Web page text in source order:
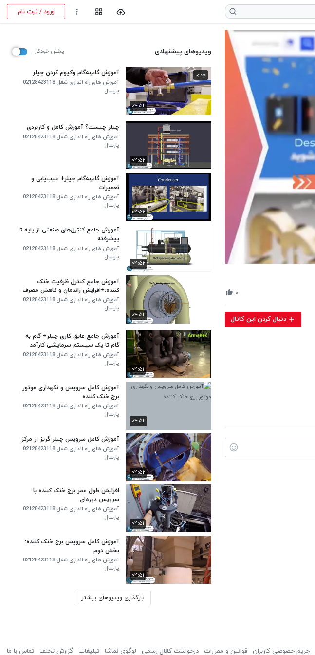
ورود / ثبت نام
۰
دنبال کردن این کانال
ویدیوهای پیشنهادی پخش خودکار
۰۴:۵۲
بعدی آموزش گام‌به‌گام وکیوم کردن چیلر
آموزش های راه اندازی شغل 02128423118
پارسال
۰۴:۵۲
چیلر چیست؟ آموزش کامل و کاربردی
آموزش های راه اندازی شغل 02128423118
پارسال
۰۴:۵۲
آموزش گام‌به‌گام چیلر+ عیب‌یابی و
تعمیرات
آموزش های راه اندازی شغل 02128423118
پارسال
۰۴:۵۲
آموزش جامع کنترل‌های صنعتی از پایه تا
پیشرفته
آموزش های راه اندازی شغل 02128423118
پارسال
۰۴:۵۲
آموزش جامع کنترل ظرفیت خنک
کننده:+افزایش راندمان و کاهش مصرف
انرژی
آموزش های راه اندازی شغل 02128423118
پارسال
۰۴:۵۱
آموزش جامع عایق کاری چیلر+ گام به
گام تا یک سیستم سرمایشی کارآمد
آموزش های راه اندازی شغل 02128423118
پارسال
۰۴:۵۲
آموزش کامل سرویس و نگهداری موتور
برج خنک کننده
آموزش های راه اندازی شغل 02128423118
پارسال
۰۴:۵۲
آموزش کامل سرویس چیلر گریز از مرکز
آموزش های راه اندازی شغل 02128423118
پارسال
۰۴:۵۱
افزایش طول عمر برج خنک کننده با
سرویس دوره‌ای
آموزش های راه اندازی شغل 02128423118
پارسال
۰۴:۵۱
آموزش کامل سرویس برج خنک کننده:
بخش دوم
آموزش های راه اندازی شغل 02128423118
پارسال
بارگذاری ویدیوهای بیشتر
حریم خصوصی کاربران قوانین و مقررات درخواست کانال رسمی لوگوی نماشا تبلیغات گزارش تخلف تماس با ما